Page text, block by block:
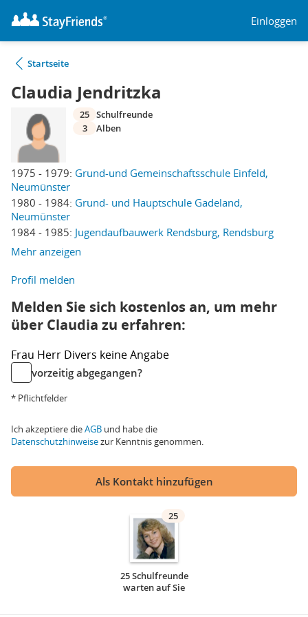
Einloggen
Startseite
Claudia Jendritzka
1975 - 1979: Grund-und Gemeinschaftsschule Einfeld,
Neumünster
1980 - 1984: Grund- und Hauptschule Gadeland,
Neumünster
1984 - 1985: Jugendaufbauwerk Rendsburg, Rendsburg
Mehr anzeigen
25 Schulfreunde
3
Alben
Profil melden
Melden Sie sich kostenlos an, um mehr
über Claudia zu erfahren:
Frau Herr Divers keine Angabe
vorzeitig abgegangen?
* Pflichtfelder
Ich akzeptiere dieAGB und habe die
Datenschutzhinweisezur Kenntnis genommen.
Als Kontakt hinzufügen
25
25 Schulfreunde
warten auf Sie